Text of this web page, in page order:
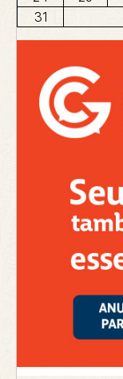
31